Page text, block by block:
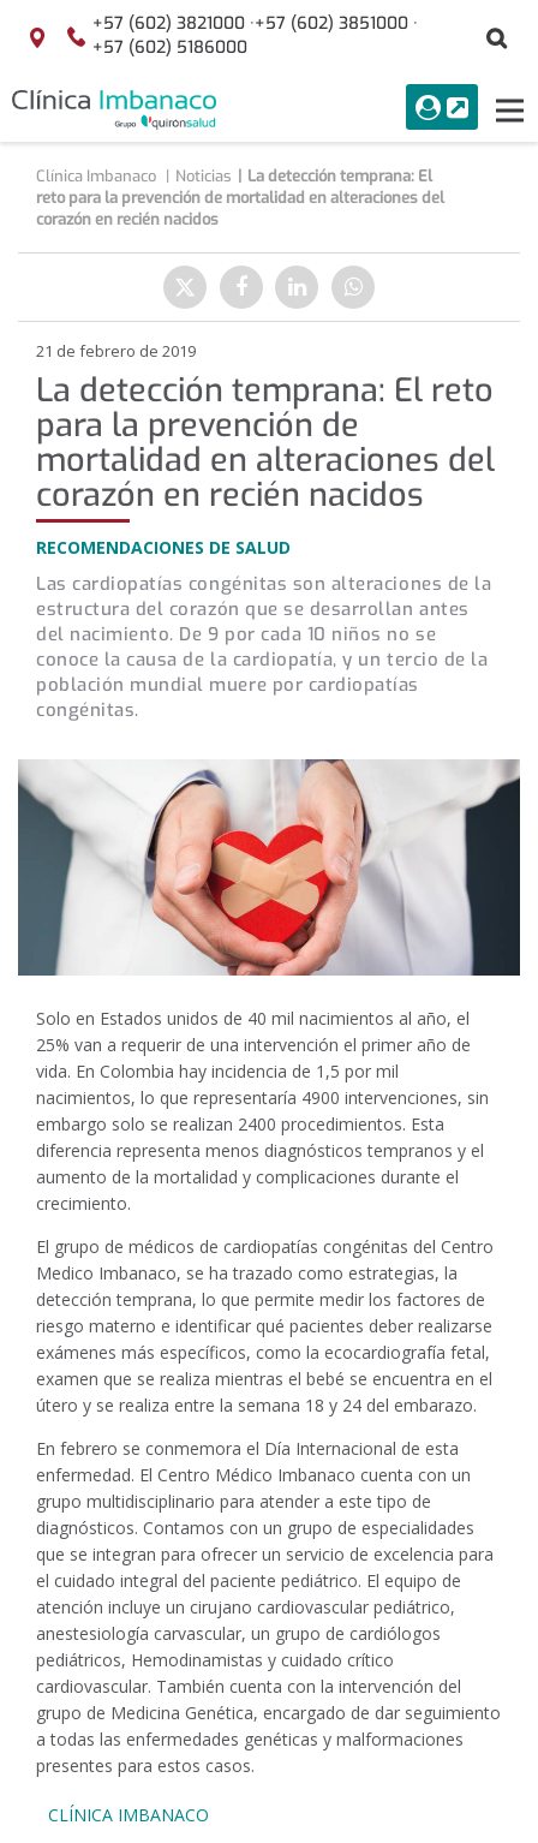
Saltar al contenido
Localización
+57 (602) 3821000 ·+57 (602) 3851000 ·
+57 (602) 5186000
menuAcceso
Buscar
Clínica Imbanaco Noticias
La detección temprana: El
reto para la prevención de mortalidad en alteraciones del
corazón en recién nacidos
21 de febrero de 2019
La detección temprana: El reto
para la prevención de
mortalidad en alteraciones del
corazón en recién nacidos
RECOMENDACIONES DE SALUD
Las cardiopatías congénitas son alteraciones de la
estructura del corazón que se desarrollan antes
del nacimiento. De 9 por cada 10 niños no se
conoce la causa de la cardiopatía, y un tercio de la
población mundial muere por cardiopatías
congénitas.
Enviar
a
Twitter
Compartir
en
Compartir
en
Compartir
en
Solo en Estados unidos de 40 mil nacimientos al año, el
25% van a requerir de una intervención el primer año de
vida. En Colombia hay incidencia de 1,5 por mil
nacimientos, lo que representaría 4900 intervenciones, sin
embargo solo se realizan 2400 procedimientos. Esta
diferencia representa menos diagnósticos tempranos y el
aumento de la mortalidad y complicaciones durante el
crecimiento.
El grupo de médicos de cardiopatías congénitas del Centro
Medico Imbanaco, se ha trazado como estrategias, la
detección temprana, lo que permite medir los factores de
riesgo materno e identificar qué pacientes deber realizarse
exámenes más específicos, como la ecocardiografía fetal,
examen que se realiza mientras el bebé se encuentra en el
útero y se realiza entre la semana 18 y 24 del embarazo.
En febrero se conmemora el Día Internacional de esta
enfermedad. El Centro Médico Imbanaco cuenta con un
grupo multidisciplinario para atender a este tipo de
diagnósticos. Contamos con un grupo de especialidades
que se integran para ofrecer un servicio de excelencia para
el cuidado integral del paciente pediátrico. El equipo de
atención incluye un cirujano cardiovascular pediátrico,
anestesiología carvascular, un grupo de cardiólogos
pediátricos, Hemodinamistas y cuidado crítico
cardiovascular. También cuenta con la intervención del
grupo de Medicina Genética, encargado de dar seguimiento
a todas las enfermedades genéticas y malformaciones
presentes para estos casos.
CLÍNICA IMBANACO